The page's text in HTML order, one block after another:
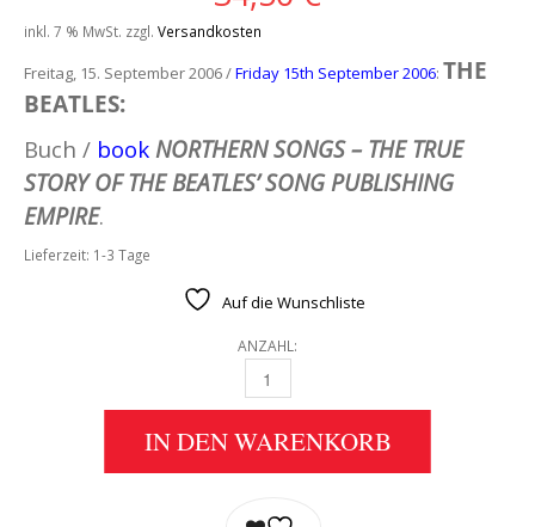
inkl. 7 % MwSt. zzgl. Versandkosten
Freitag, 15. September 2006 /Friday 15th September 2006: THE
BEATLES:
Buch / book NORTHERN SONGS – THE TRUE
STORY OF THE BEATLES’ SONG PUBLISHING
EMPIRE.
Lieferzeit: 1-3 Tage
Auf die Wunschliste
ANZAHL:
THE BEATLES: BUCH NORTHERN SONGS -
IN DEN WARENKORB